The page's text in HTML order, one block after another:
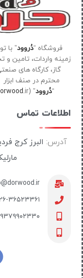
فروشگاه “دُروود
زمینه واردات، تامین و
گاز، کارگاه های
محترم در صنف
“دُروود” (ir) در خدمت گذاری آماده است.
اطلاعات تماس
آدرس: البرز کرج
۰۲۶-